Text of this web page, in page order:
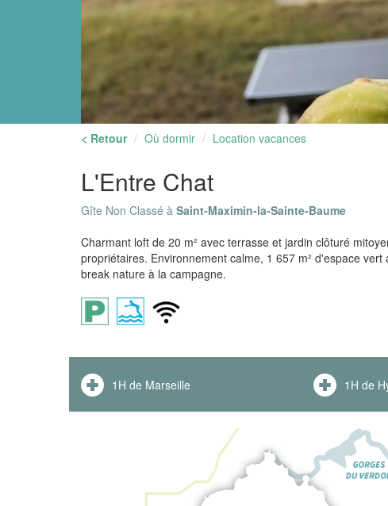
< Retour Où dormir Location vacances
L'Entre Chat
Gîte Non Classé à Saint-Maximin-la-Sainte-Baume
Charmant loft de 20 m² avec terrasse et jardin clôturé
propriétaires. Environnement calme, 1 657 m² d'espace
break nature à la campagne.
1H de Marseille 1H de